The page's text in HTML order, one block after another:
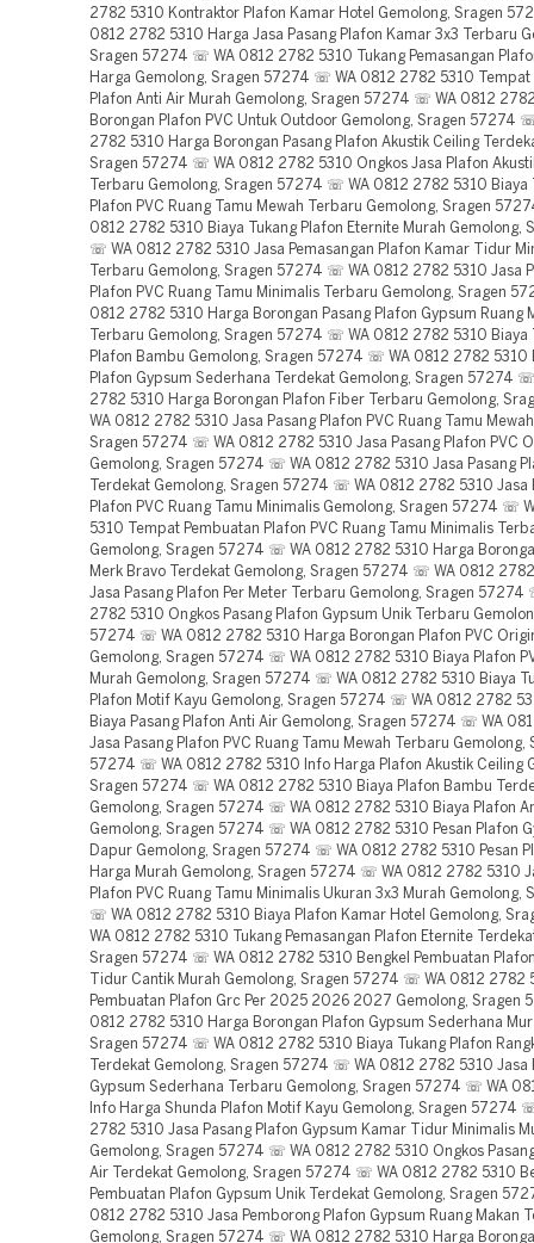
2782 5310 Kontraktor Plafon Kamar Hotel Gemolong, Sragen
0812 2782 5310 Harga Jasa Pasang Plafon Kamar 3x3 Terbaru
Sragen 57274 ☏ WA 0812 2782 5310 Tukang Pemasangan
Harga Gemolong, Sragen 57274 ☏ WA 0812 2782 5310 Tempat
Plafon Anti Air Murah Gemolong, Sragen 57274 ☏ WA 0812
Borongan Plafon PVC Untuk Outdoor Gemolong, Sragen 57274
2782 5310 Harga Borongan Pasang Plafon Akustik Ceiling
Sragen 57274 ☏ WA 0812 2782 5310 Ongkos Jasa Plafon
Terbaru Gemolong, Sragen 57274 ☏ WA 0812 2782 5310 Biaya
Plafon PVC Ruang Tamu Mewah Terbaru Gemolong, Sragen
0812 2782 5310 Biaya Tukang Plafon Eternite Murah Gemolong,
☏ WA 0812 2782 5310 Jasa Pemasangan Plafon Kamar Tidur
Terbaru Gemolong, Sragen 57274 ☏ WA 0812 2782 5310 Jasa
Plafon PVC Ruang Tamu Minimalis Terbaru Gemolong, Sragen
0812 2782 5310 Harga Borongan Pasang Plafon Gypsum Ruang
Terbaru Gemolong, Sragen 57274 ☏ WA 0812 2782 5310 Biaya
Plafon Bambu Gemolong, Sragen 57274 ☏ WA 0812 2782 5310
Plafon Gypsum Sederhana Terdekat Gemolong, Sragen 57274
2782 5310 Harga Borongan Plafon Fiber Terbaru Gemolong,
WA 0812 2782 5310 Jasa Pasang Plafon PVC Ruang Tamu
Sragen 57274 ☏ WA 0812 2782 5310 Jasa Pasang Plafon PVC
Gemolong, Sragen 57274 ☏ WA 0812 2782 5310 Jasa Pasang
Terdekat Gemolong, Sragen 57274 ☏ WA 0812 2782 5310 Jasa
Plafon PVC Ruang Tamu Minimalis Gemolong, Sragen 57274 ☏
5310 Tempat Pembuatan Plafon PVC Ruang Tamu Minimalis
Gemolong, Sragen 57274 ☏ WA 0812 2782 5310 Harga
Merk Bravo Terdekat Gemolong, Sragen 57274 ☏ WA 0812
Jasa Pasang Plafon Per Meter Terbaru Gemolong, Sragen
2782 5310 Ongkos Pasang Plafon Gypsum Unik Terbaru
57274 ☏ WA 0812 2782 5310 Harga Borongan Plafon PVC
Gemolong, Sragen 57274 ☏ WA 0812 2782 5310 Biaya Plafon
Murah Gemolong, Sragen 57274 ☏ WA 0812 2782 5310 Biaya
Plafon Motif Kayu Gemolong, Sragen 57274 ☏ WA 0812 2782
Biaya Pasang Plafon Anti Air Gemolong, Sragen 57274 ☏ WA
Jasa Pasang Plafon PVC Ruang Tamu Mewah Terbaru Gemolong,
57274 ☏ WA 0812 2782 5310 Info Harga Plafon Akustik Ceiling
Sragen 57274 ☏ WA 0812 2782 5310 Biaya Plafon Bambu
Gemolong, Sragen 57274 ☏ WA 0812 2782 5310 Biaya Plafon
Gemolong, Sragen 57274 ☏ WA 0812 2782 5310 Pesan Plafon
Dapur Gemolong, Sragen 57274 ☏ WA 0812 2782 5310 Pesan
Harga Murah Gemolong, Sragen 57274 ☏ WA 0812 2782 5310
Plafon PVC Ruang Tamu Minimalis Ukuran 3x3 Murah Gemolong,
☏ WA 0812 2782 5310 Biaya Plafon Kamar Hotel Gemolong,
WA 0812 2782 5310 Tukang Pemasangan Plafon Eternite
Sragen 57274 ☏ WA 0812 2782 5310 Bengkel Pembuatan
Tidur Cantik Murah Gemolong, Sragen 57274 ☏ WA 0812 2782
Pembuatan Plafon Grc Per 2025 2026 2027 Gemolong, Sragen
0812 2782 5310 Harga Borongan Plafon Gypsum Sederhana
Sragen 57274 ☏ WA 0812 2782 5310 Biaya Tukang Plafon
Terdekat Gemolong, Sragen 57274 ☏ WA 0812 2782 5310 Jasa
Gypsum Sederhana Terbaru Gemolong, Sragen 57274 ☏ WA
Info Harga Shunda Plafon Motif Kayu Gemolong, Sragen 57274
2782 5310 Jasa Pasang Plafon Gypsum Kamar Tidur Minimalis
Gemolong, Sragen 57274 ☏ WA 0812 2782 5310 Ongkos
Air Terdekat Gemolong, Sragen 57274 ☏ WA 0812 2782 5310
Pembuatan Plafon Gypsum Unik Terdekat Gemolong, Sragen
0812 2782 5310 Jasa Pemborong Plafon Gypsum Ruang Makan
Gemolong, Sragen 57274 ☏ WA 0812 2782 5310 Harga